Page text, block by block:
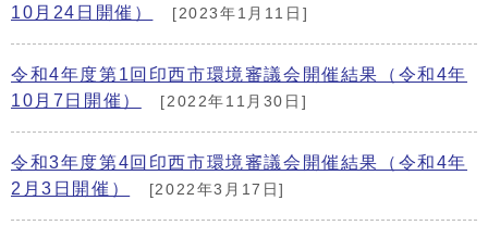
10月24日開催）
[2023年1月11日]
令和4年度第1回印西市環境審議会開催結果（令和4年
10月7日開催）
[2022年11月30日]
令和3年度第4回印西市環境審議会開催結果（令和4年
2月3日開催）
[2022年3月17日]